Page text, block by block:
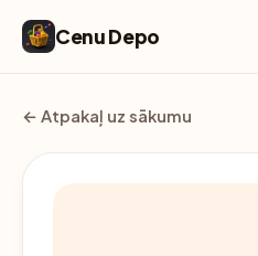
Cenu Depo
← Atpakaļ uz sākumu